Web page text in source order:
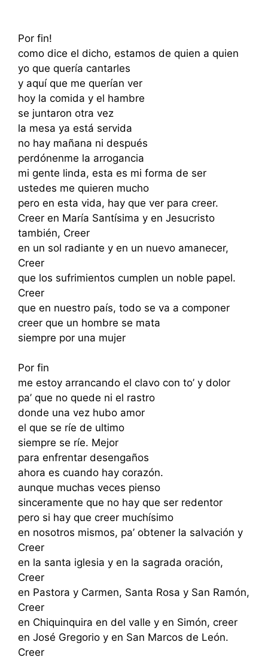
Por fin!
como dice el dicho, estamos de quien a quien
yo que quería cantarles
y aquí que me querían ver
hoy la comida y el hambre
se juntaron otra vez
la mesa ya está servida
no hay mañana ni después
perdónenme la arrogancia
mi gente linda, esta es mi forma de ser
ustedes me quieren mucho
pero en esta vida, hay que ver para creer.
Creer en María Santísima y en Jesucristo
también, Creer
en un sol radiante y en un nuevo amanecer,
Creer
que los sufrimientos cumplen un noble papel.
Creer
que en nuestro país, todo se va a componer
creer que un hombre se mata
siempre por una mujer
Por fin
me estoy arrancando el clavo con to’ y dolor
pa’ que no quede ni el rastro
donde una vez hubo amor
el que se ríe de ultimo
siempre se ríe. Mejor
para enfrentar desengaños
ahora es cuando hay corazón.
aunque muchas veces pienso
sinceramente que no hay que ser redentor
pero si hay que creer muchísimo
en nosotros mismos, pa’ obtener la salvación y
Creer
en la santa iglesia y en la sagrada oración,
Creer
en Pastora y Carmen, Santa Rosa y San Ramón,
Creer
en Chiquinquira en del valle y en Simón, creer
en José Gregorio y en San Marcos de León.
Creer